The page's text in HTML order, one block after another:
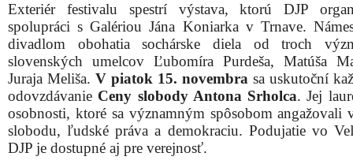
Exteriér festivalu spestrí výstava, ktorú DJP
spolupráci s Galériou Jána Koniarka v Trnave.
divadlom obohatia sochárske diela od troch
slovenských umelcov Ľubomíra Purdeša, Matúša
Juraja Meliša. V piatok 15. novembra sa uskutoční
odovzdávanie Ceny slobody Antona Srholca. Jej
osobnosti, ktoré sa významným spôsobom angažovali
slobodu, ľudské práva a demokraciu. Podujatie vo
DJP je dostupné aj pre verejnosť.